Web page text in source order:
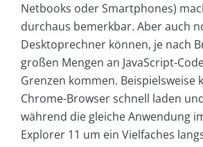
Netbooks oder Smartphones)
durchaus bemerkbar. Aber auch
Desktoprechner können, je nach
großen Mengen an JavaScript-
Grenzen kommen. Beispielsweise
Chrome-Browser schnell laden
während die gleiche Anwendung
Explorer 11 um ein Vielfaches